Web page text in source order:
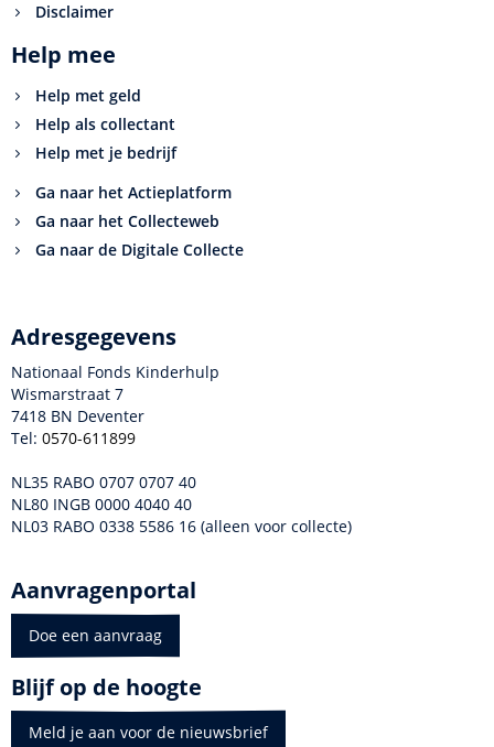
Disclaimer
Help mee
Help met geld
Help als collectant
Help met je bedrijf
Ga naar het Actieplatform
Ga naar het Collecteweb
Ga naar de Digitale Collecte
Adresgegevens
Nationaal Fonds Kinderhulp
Wismarstraat 7
7418 BN Deventer
Tel: 0570-611899
NL35 RABO 0707 0707 40
NL80 INGB 0000 4040 40
NL03 RABO 0338 5586 16 (alleen voor collecte)
Aanvragenportal
Doe een aanvraag
Blijf op de hoogte
Meld je aan voor de nieuwsbrief